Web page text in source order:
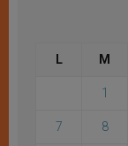
L M
1
7 8